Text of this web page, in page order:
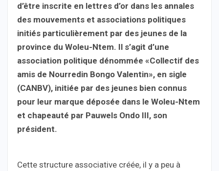
d’être inscrite en lettres d’or dans les annales
des mouvements et associations politiques
initiés particulièrement par des jeunes de la
province du Woleu-Ntem. Il s’agit d’une
association politique dénommée «Collectif des
amis de Nourredin Bongo Valentin», en sigle
(CANBV), initiée par des jeunes bien connus
pour leur marque déposée dans le Woleu-Ntem
et chapeauté par Pauwels Ondo III, son
président.
Cette structure associative créée, il y a peu à